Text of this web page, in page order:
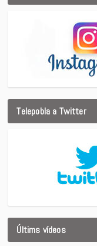
Telepobla a Twitter
Últims vídeos